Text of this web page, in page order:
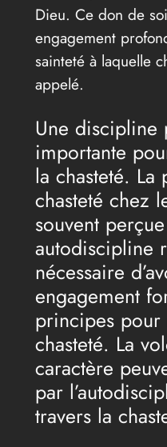
Dieu. Ce don de
engagement
sainteté à laquelle
appelé.
Une discipline
importante
la chasteté.
chasteté chez
souvent
autodiscipline
nécessaire
engagement
principes
chasteté. La
caractère
par
travers la